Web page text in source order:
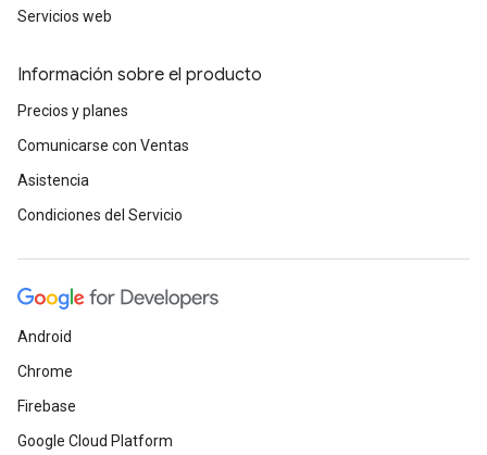
Servicios web
Información sobre el producto
Precios y planes
Comunicarse con Ventas
Asistencia
Condiciones del Servicio
Android
Chrome
Firebase
Google Cloud Platform